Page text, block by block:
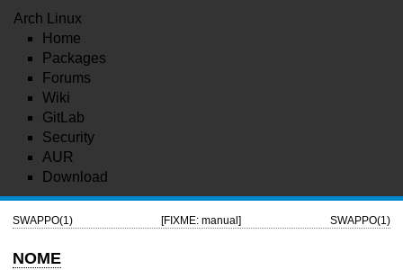
Arch Linux
Home
Packages
Forums
Wiki
GitLab
Security
AUR
Download
SWAPPO(1) [FIXME: manual] SWAPPO(1)
NOME